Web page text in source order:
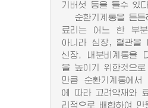
기버섯 등을 들수 있다
순환기계통을 든든
료리는 어느 한 부분
아니라 심장, 혈관을
신장, 내분비계통을
을 높이기 위한것으
만큼 순환기계통에
에 따라 고려약재와
리적으로 배합하여 만